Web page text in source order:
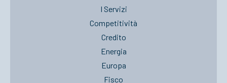
I Servizi
Competitività
Credito
Energia
Europa
Fisco